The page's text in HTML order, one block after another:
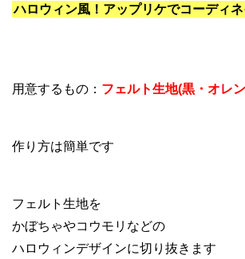
ハロウィン風！アップリケでコーディネ
用意するもの： フェルト生地(黒・オレ
作り方は簡単です
フェルト生地を
かぼちゃやコウモリなどの
ハロウィンデザインに切り抜きます